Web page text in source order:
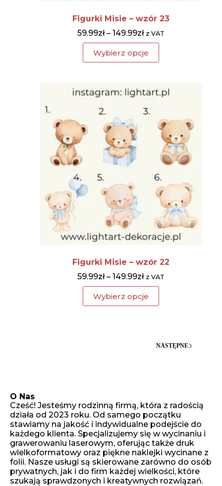
Figurki Misie – wzór 23
59.99zł – 149.99zł z VAT
Wybierz opcje
Figurki Misie – wzór 22
59.99zł – 149.99zł z VAT
Wybierz opcje
NASTĘPNE
O Nas
Cześć! Jesteśmy rodzinną firmą, która z radością
działa od 2023 roku. Od samego początku
stawiamy na jakość i indywidualne podejście do
każdego klienta. Specjalizujemy się w wycinaniu i
grawerowaniu laserowym, oferując także druk
wielkoformatowy oraz piękne naklejki wycinane z
folii. Nasze usługi są skierowane zarówno do osób
prywatnych, jak i do firm każdej wielkości, które
szukają sprawdzonych i kreatywnych rozwiązań.